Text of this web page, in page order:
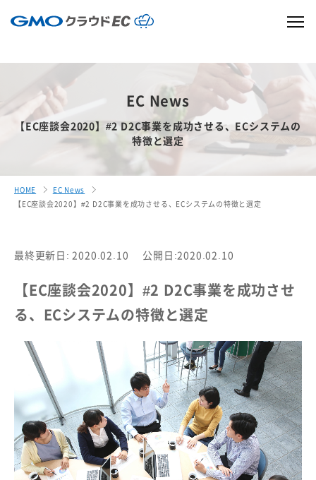
EC News
【EC座談会2020】#2 D2C事業を成功させる、ECシステムの
特徴と選定
HOME
EC News
【EC座談会2020】#2 D2C事業を成功させる、ECシステムの特徴と選定
最終更新日: 2020.02.10 公開日:2020.02.10
【EC座談会2020】#2 D2C事業を成功させ
る、ECシステムの特徴と選定